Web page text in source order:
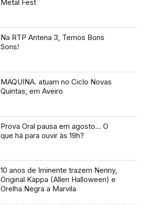
Metal Fest
Na RTP Antena 3, Temos Bons
Sons!
MAQUINA. atuam no Ciclo Novas
Quintas, em Aveiro
Prova Oral pausa em agosto… O
que há para ouvir às 19h?
10 anos de Iminente trazem Nenny,
Original Kappa (Allen Halloween) e
Orelha Negra a Marvila